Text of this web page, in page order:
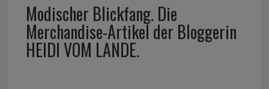
Modischer Blickfang. Die
Merchandise-Artikel der Bloggerin
HEIDI VOM LANDE.